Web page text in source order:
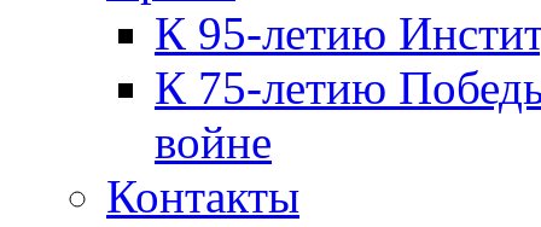
К 95-летию
К 75-летию
войне
Контакты